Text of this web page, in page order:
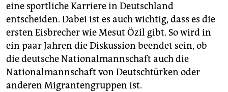
eine sportliche Karriere in Deutschland
entscheiden. Dabei ist es auch wichtig, dass es die
ersten Eisbrecher wie Mesut Özil gibt. So wird in
ein paar Jahren die Diskussion beendet sein, ob
die deutsche Nationalmannschaft auch die
Nationalmannschaft von Deutschtürken oder
anderen Migrantengruppen ist.